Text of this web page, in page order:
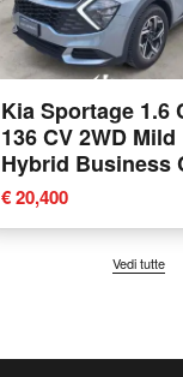
Kia Sportage 1.6
136 CV 2WD Mild
Hybrid Business
del 2022 usata a
€ 20,400
Vedi tutte